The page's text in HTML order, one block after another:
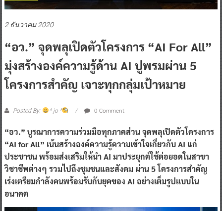
2 ธันวาคม 2020
“อว.” จุดพลุเปิดตัวโครงการ “AI For All”
มุ่งสร้างองค์ความรู้ด้าน AI ปูพรมผ่าน 5
โครงการสำคัญ เจาะทุกกลุ่มเป้าหมาย
Posted By: ^ jo ^ 0 Comment
“อว.” บูรณาการความร่วมมือทุกภาคส่วน จุดพลุเปิดตัวโครงการ
“AI for All” เน้นสร้างองค์ความรู้ความเข้าใจเกี่ยวกับ AI แก่
ประชาชน พร้อมส่งเสริมให้นำ AI มาประยุกต์ใช้ต่อยอดในสาขา
วิชาชีพต่างๆ รวมไปถึงชุมชนและสังคม ผ่าน 5 โครงการสำคัญ
เร่งเตรียมกำลังคนพร้อมรับกับยุคของ AI อย่างเต็มรูปแบบใน
อนาคต